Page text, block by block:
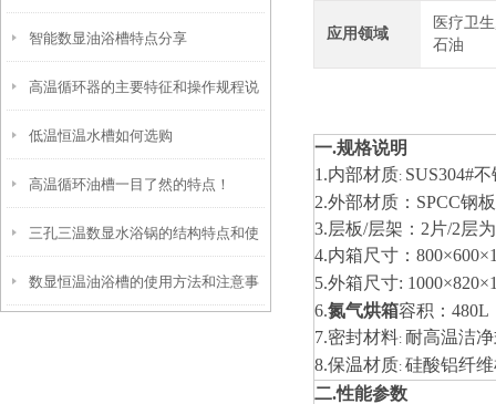
智能数显油浴槽特点分享
高温循环器的主要特征和操作规程说
明
低温恒温水槽如何选购
高温循环油槽一目了然的特点！
三孔三温数显水浴锅的结构特点和使
用步骤
数显恒温油浴槽的使用方法和注意事
应用领域
医疗卫
石油
一.规格说明
1.内部材质: SUS304#不
2.外部材质： SPCC钢
3.层板/层架： 2 片/2层
4.内箱尺寸：
5.外箱尺寸:
6.氮气烘箱容积：480L
7.密封材料: 耐高温洁
8.保温材质: 硅酸铝纤
二.性能参数